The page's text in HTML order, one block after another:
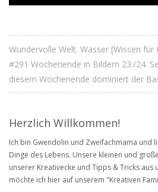
Wundervolle Welt. Wasser [Wissen
#291 Wochenende in Bildern 23./24.
diesem Wochenende dominiert der
Herzlich Willkommen!
Ich bin Gwendolin und Zweifachmama und
Dinge des Lebens. Unsere kleinen und
unserer Kreativecke und Tipps & Tricks aus
möchte ich hier auf unserem "Kreativen